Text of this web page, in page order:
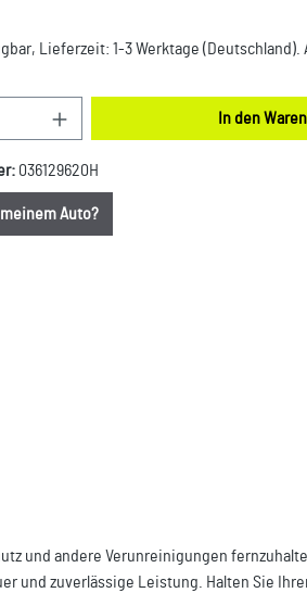
Lieferzeit: 1-3 Werktage (Deutschland).
Gib den In den
036129620H
meinem Auto?
und andere Verunreinigungen
und zuverlässige Leistung. Halten Sie